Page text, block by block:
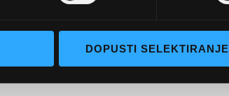
DOPUSTI SELEKTIRANJE